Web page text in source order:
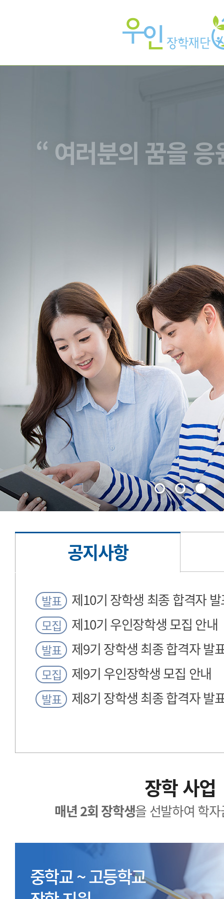
“ 여러분의 꿈을
공지사항
공
지
사
항
발표 제10기 장학생 최종 합격자
모집 제10기 우인장학생 모집 안내
발표 제9기 장학생 최종 합격자 발
모집 제9기 우인장학생 모집 안내
발표 제8기 장학생 최종 합격자 발
장학 사업
매년 2회 장학생을 선발하여 학
중학교 ~ 고등학교